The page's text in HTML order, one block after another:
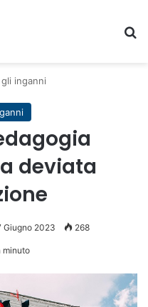
inganni
deviata
Giugno 2023 268